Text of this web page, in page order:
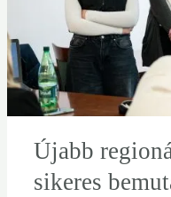
Újabb
sikeres
Pénzmáguson